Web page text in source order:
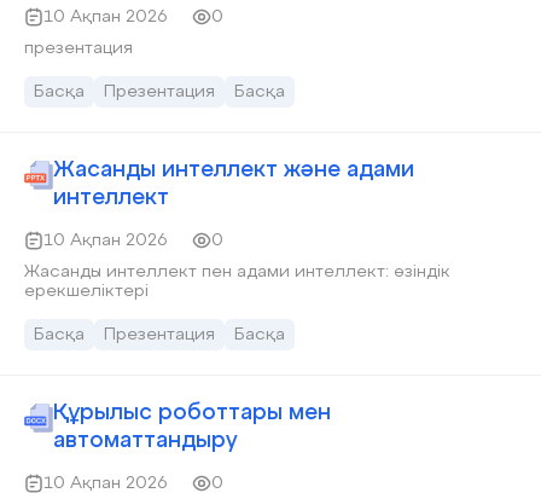
10 Ақпан 2026
0
презентация
Басқа Презентация Басқа
Жасанды интеллект және адами
интеллект
10 Ақпан 2026
0
Жасанды интеллект пен адами интеллект: өзіндік
ерекшеліктері
Басқа Презентация Басқа
Құрылыс роботтары мен
автоматтандыру
10 Ақпан 2026
0